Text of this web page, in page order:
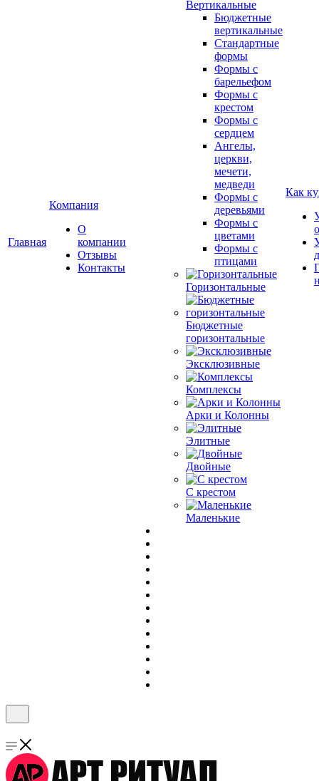
Главная
Компания
О
компании
Отзывы
Контакты
Вертикальные
Бюджетные
вертикальные
Стандартные
формы
Формы с
барельефом
Формы с
крестом
Формы с
сердцем
Ангелы,
церкви,
мечети,
медведи
Формы с
деревьями
Формы с
цветами
Формы с
птицами
Горизонтальные
Бюджетные
горизонтальные
Эксклюзивные
Комплексы
Арки и Колонны
Элитные
Двойные
С крестом
Маленькие
Как